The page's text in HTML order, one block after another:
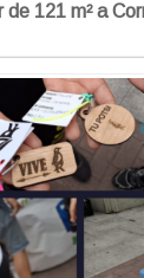
de 121 m² a